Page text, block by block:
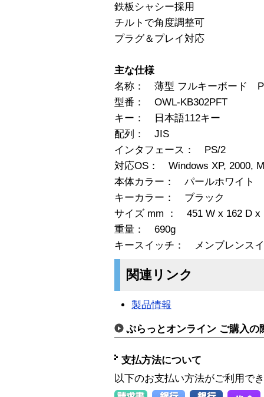
鉄板シャシー採用
チルトで角度調整可
プラグ＆プレイ対応
主な仕様
名称： 薄型 フルキーボード
型番： OWL-KB302PFT
キー： 日本語112キー
配列： JIS
インタフェース： PS/2
対応OS： Windows XP, 2000,
本体カラー： パールホワイト
キーカラー： ブラック
サイズ mm ： 451 W x 162 D x
重量： 690g
キースイッチ： メンブレンス
関連リンク
製品情報
ぷらっとオンライン ご購入の
支払方法について
以下のお支払い方法がご利用で